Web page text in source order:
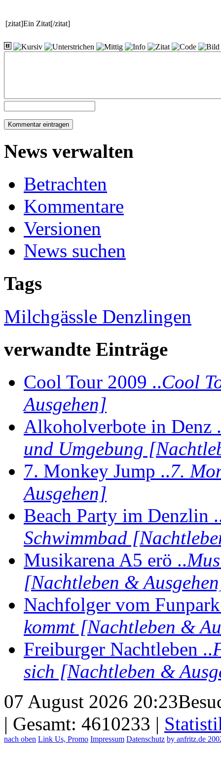
[zitat]Ein Zitat[/zitat]
News verwalten
Betrachten
Kommentare
Versionen
News suchen
Tags
Milchgässle Denzlingen
verwandte Einträge
Cool Tour 2009 ..Cool
Ausgehen]
Alkoholverbote in Denz
und Umgebung
7. Monkey Jump ..7.
Ausgehen]
Beach Party im Denzlin
Schwimmbad
Musikarena A5 erö ..
[Nachtleben &
Nachfolger vom
kommt [Nachtleben &
Freiburger Nachtleben ..
sich [Nachtleben &
07 August 2026 20:23
| Gesamt: 4610233 |
nach oben Link Us, Promo Impressum Datenschutz by anfritz.de